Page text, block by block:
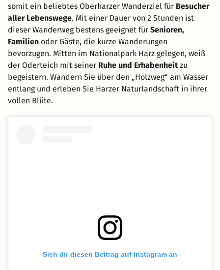
somit ein beliebtes Oberharzer Wanderziel für Besucher
aller Lebenswege. Mit einer Dauer von 2 Stunden ist
dieser Wanderweg bestens geeignet für Senioren,
Familien oder Gäste, die kurze Wanderungen
bevorzugen. Mitten im Nationalpark Harz gelegen, weiß
der Oderteich mit seiner Ruhe und Erhabenheitzu
begeistern. Wandern Sie über den „Holzweg“ am Wasser
entlang und erleben Sie Harzer Naturlandschaft in ihrer
vollen Blüte.
Sieh dir diesen Beitrag auf Instagram an